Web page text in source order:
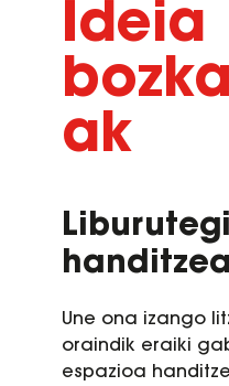
Ideia
ak
Une ona izango
oraindik eraiki
espazioa